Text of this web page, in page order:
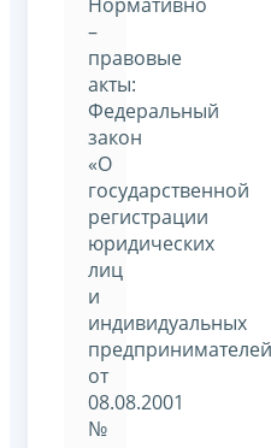
–
правовые
акты:
Федеральный
закон
«О
государственной
регистрации
юридических
лиц
и
индивидуальных
от
08.08.2001
№